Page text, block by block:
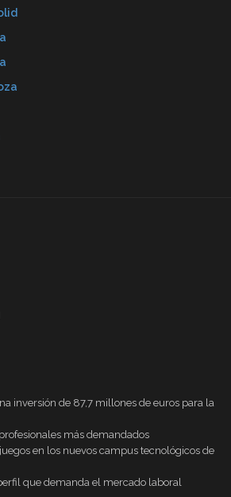
inversión de 87,7 millones de euros para la
más demandados
en los nuevos campus tecnológicos de
que demanda el mercado laboral